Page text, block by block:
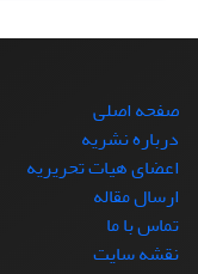
صفحه اصلی
درباره نشریه
اعضای هیات تحریریه
ارسال مقاله
تماس با ما
نقشه سایت